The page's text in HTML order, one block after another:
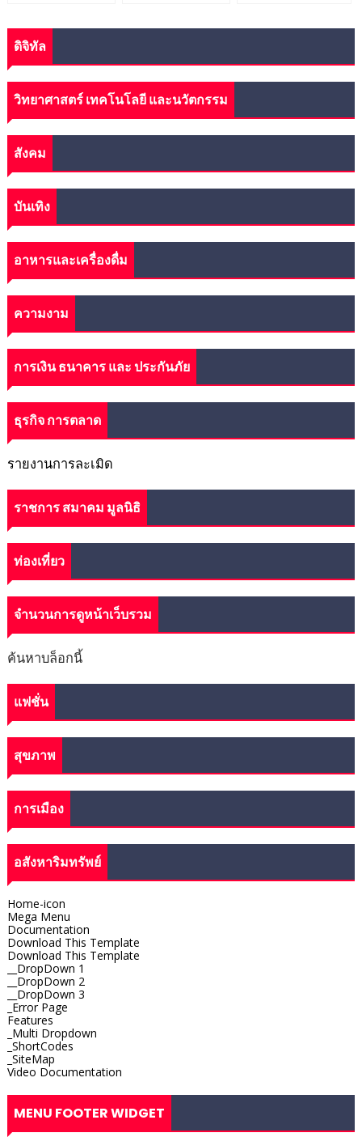
ดิจิทัล
วิทยาศาสตร์ เทคโนโลยี และนวัตกรรม
สังคม
บันเทิง
อาหารและเครื่องดื่ม
ความงาม
การเงิน ธนาคาร และ ประกันภัย
ธุรกิจ การตลาด
รายงานการละเมิด
ราชการ สมาคม มูลนิธิ
ท่องเที่ยว
จำนวนการดูหน้าเว็บรวม
ค้นหาบล็อกนี้
แฟชั่น
สุขภาพ
การเมือง
อสังหาริมทรัพย์
Home-icon
Mega Menu
Documentation
Download This Template
Download This Template
__DropDown 1
__DropDown 2
__DropDown 3
_Error Page
Features
_Multi Dropdown
_ShortCodes
_SiteMap
Video Documentation
MENU FOOTER WIDGET